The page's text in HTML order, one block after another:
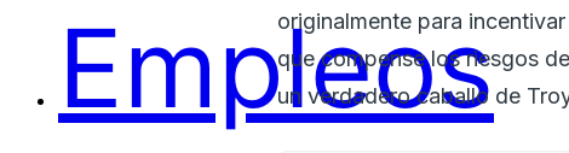
Empleos
originalmente para
que compense los riesgos
un verdadero caballo de